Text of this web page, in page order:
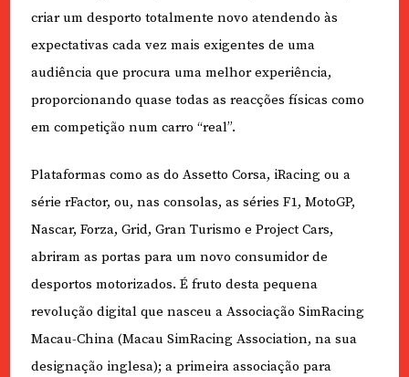
criar um desporto totalmente novo atendendo às
expectativas cada vez mais exigentes de uma
audiência que procura uma melhor experiência,
proporcionando quase todas as reacções físicas como
em competição num carro “real”.
Plataformas como as do Assetto Corsa, iRacing ou a
série rFactor, ou, nas consolas, as séries F1, MotoGP,
Nascar, Forza, Grid, Gran Turismo e Project Cars,
abriram as portas para um novo consumidor de
desportos motorizados. É fruto desta pequena
revolução digital que nasceu a Associação SimRacing
Macau-China (Macau SimRacing Association, na sua
designação inglesa); a primeira associação para